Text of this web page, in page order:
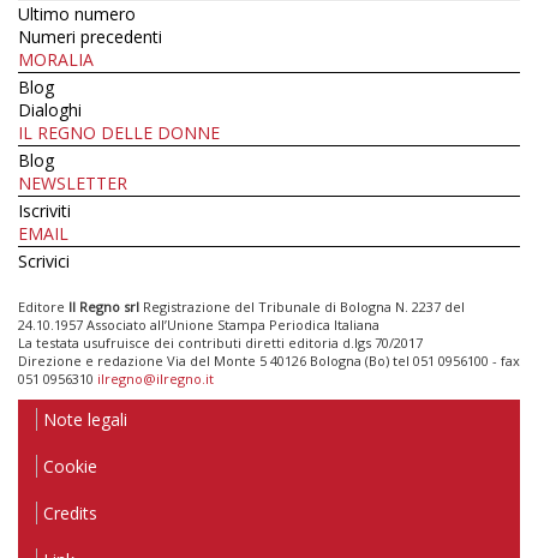
Ultimo numero
Numeri precedenti
MORALIA
Blog
Dialoghi
IL REGNO DELLE DONNE
Blog
NEWSLETTER
Iscriviti
EMAIL
Scrivici
Editore Il Regno srl Registrazione del Tribunale di Bologna N. 2237 del
24.10.1957 Associato all’Unione Stampa Periodica Italiana
La testata usufruisce dei contributi diretti editoria d.lgs 70/2017
Direzione e redazione Via del Monte 5 40126 Bologna (Bo) tel 051 0956100 - fax
051 0956310 ilregno@ilregno.it
Note legali
Cookie
Credits